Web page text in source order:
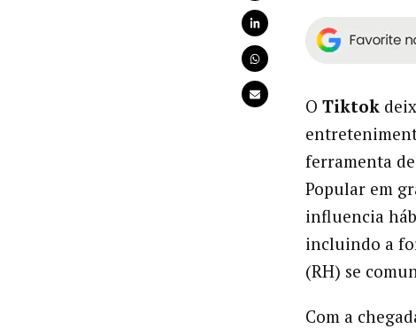
O Tiktok
ferramenta
Popular em
influencia
incluindo a
(RH) se
Com a